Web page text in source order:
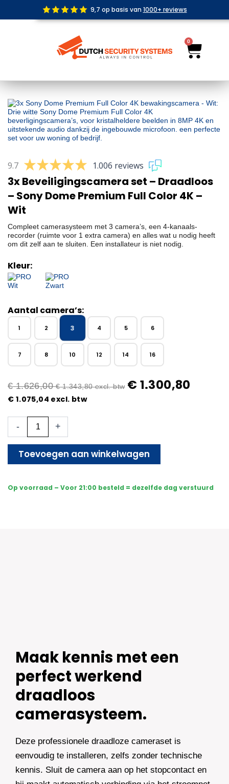
de
9,7 op basis van 1000+ reviews
0
9.7 1.006 reviews
3x Beveiligingscamera set – Draadloos
– Sony Dome Premium Full Color 4K –
Wit
Compleet camerasysteem met 3 camera’s, een 4-kanaals-
recorder (ruimte voor 1 extra camera) en alles wat u nodig heeft
om dit zelf aan te sluiten. Een installateur is niet nodig.
Kleur:
Aantal camera’s:
1 2 3 4 5 6
7 8 10 12 14 16
€1.626,00 €1.343,80excl. btw € 1.300,80
€ 1.075,04 excl. btw
-
Beveiligingscamera
Draadloos
Dome
+
Toevoegen aan winkelwagen
Op voorraad – Voor 21:00 besteld = dezelfde dag verstuurd
Maak kennis met een
perfect werkend
draadloos
camerasysteem.
Deze professionele draadloze cameraset is
eenvoudig te installeren, zelfs zonder technische
kennis. Sluit de camera aan op het stopcontact en